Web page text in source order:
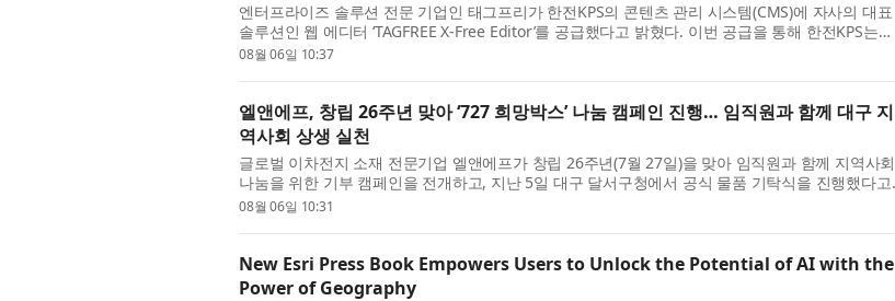
엔터프라이즈 솔루션 전문 기업인 태그프리가 한전KPS의 콘텐츠 관리 시스템(CMS)에 자사의 대표
솔루션인 웹 에디터 ‘TAGFREE X-Free Editor’를 공급했다고 밝혔다. 이번 공급을 통해 한전KPS는
CMS 내 웹 콘텐츠 작성 및 관리 환경의 편의성을 높이고, 다양한 웹 ...
08월 06일 10:37
엘앤에프, 창립 26주년 맞아 ‘727 희망박스’ 나눔 캠페인 진행… 임직원과 함께 대구 지
역사회 상생 실천
글로벌 이차전지 소재 전문기업 엘앤에프가 창립 26주년(7월 27일)을 맞아 임직원과 함께 지역사회
나눔을 위한 기부 캠페인을 전개하고, 지난 5일 대구 달서구청에서 공식 물품 기탁식을 진행했다고
밝혔다. 이번 캠페인은 엘앤에프 본사 소재지인 대구 달서구와 연...
08월 06일 10:31
New Esri Press Book Empowers Users to Unlock the Potential of AI with the
Power of Geography